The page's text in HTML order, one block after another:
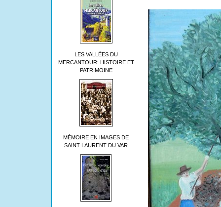
LES VALLÉES DU
MERCANTOUR: HISTOIRE ET
PATRIMOINE
MÉMOIRE EN IMAGES DE
SAINT LAURENT DU VAR